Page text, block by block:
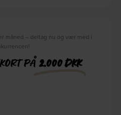
måned – deltag nu og vær med i
PÅ2.000 DKK